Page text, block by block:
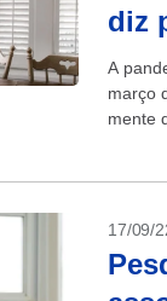
diz
A
março
mente
17/09/